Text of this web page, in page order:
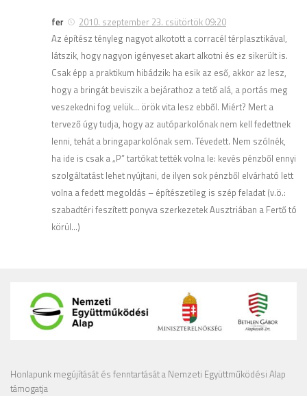
fer
2010. szeptember 23. csütörtök 09:20
Az építész tényleg nagyot alkotott a corracél térplasztikával,
látszik, hogy nagyon igényeset akart alkotni és ez sikerült is.
Csak épp a praktikum hibádzik: ha esik az eső, akkor az lesz,
hogy a bringát beviszik a bejárathoz a tető alá, a portás meg
veszekedni fog velük… örök vita lesz ebből. Miért? Mert a
tervező úgy tudja, hogy az autóparkolónak nem kell fedettnek
lenni, tehát a bringaparkolónak sem. Tévedett. Nem szólnék,
ha ide is csak a „P” tartókat tették volna le: kevés pénzből ennyi
szolgáltatást lehet nyújtani, de ilyen sok pénzből elvárható lett
volna a fedett megoldás – építészetileg is szép feladat (v.ö.:
szabadtéri feszített ponyva szerkezetek Ausztriában a Fertő tó
körül…)
Honlapunk megújítását és fenntartását a Nemzeti Együttműködési Alap
támogatja